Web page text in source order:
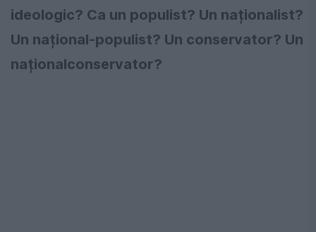
ideologic? Ca un populist? Un naționalist?
Un național-populist? Un conservator? Un
naționalconservator?